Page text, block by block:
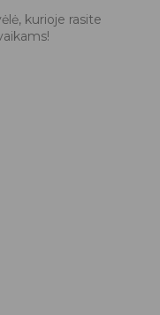
kurioje rasite